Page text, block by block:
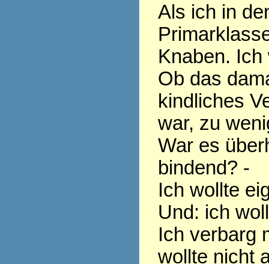
Als ich in
Knaben.
Ob das
kindliches
war, zu
War es
bindend? -
Ich wollte
Und: ich
Ich verbarg
wollte nicht